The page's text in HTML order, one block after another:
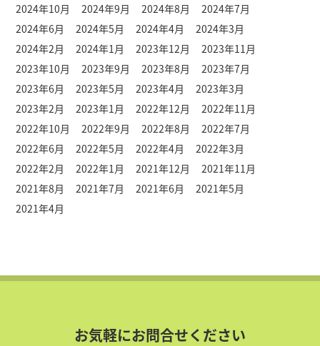
2024年10月
2024年9月 2024年8月
2024年7月
2024年6月
2024年5月 2024年4月
2024年3月
2024年2月
2024年1月 2023年12月
2023年11月
2023年10月
2023年9月 2023年8月
2023年7月
2023年6月
2023年5月 2023年4月
2023年3月
2023年2月
2023年1月 2022年12月
2022年11月
2022年10月
2022年9月 2022年8月
2022年7月
2022年6月
2022年5月 2022年4月
2022年3月
2022年2月
2022年1月 2021年12月
2021年11月
2021年8月
2021年7月 2021年6月
2021年5月
2021年4月
お気軽にお問合せください